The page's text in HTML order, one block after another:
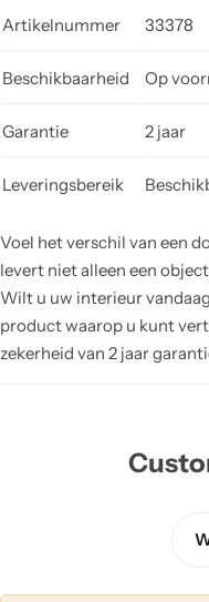
Artikelnummer 33378
Beschikbaarheid Op
Garantie 2 jaar
Leveringsbereik
Voel het verschil van een
levert niet alleen een
Wilt u uw interieur
product waarop u kunt
zekerheid van 2 jaar